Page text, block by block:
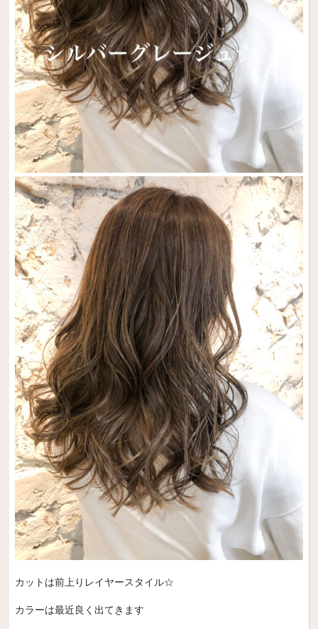
カットは前上りレイヤースタイル☆
カラーは最近良く出てきます